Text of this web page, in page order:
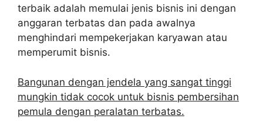
terbaik adalah memulai jenis bisnis ini dengan
anggaran terbatas dan pada awalnya
menghindari mempekerjakan karyawan atau
memperumit bisnis.
Bangunan dengan jendela yang sangat tinggi
mungkin tidak cocok untuk bisnis pembersihan
pemula dengan peralatan terbatas.